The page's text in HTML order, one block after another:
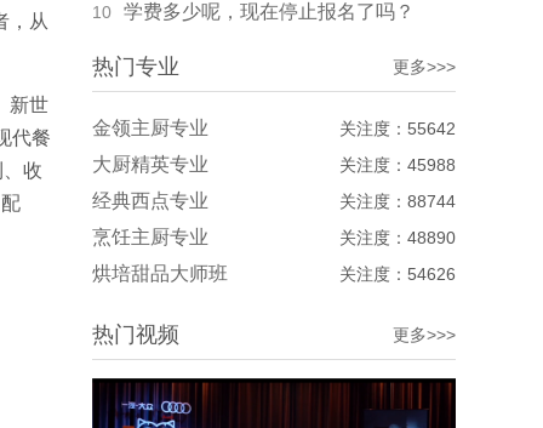
，从
新世
代餐
收
10 学费多少呢，现在停止报名了吗？
热门专业 更多>>>
金领主厨专业 关注度：55642
大厨精英专业 关注度：45988
经典西点专业 关注度：88744
烹饪主厨专业 关注度：48890
烘培甜品大师班 关注度：54626
热门视频 更多>>>